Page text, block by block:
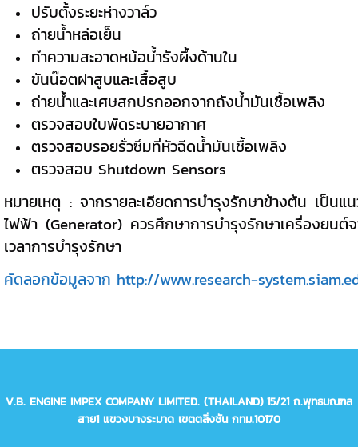
ปรับตั้งระยะห่างวาล์ว
ถ่ายน้ำหล่อเย็น
ทำความสะอาดหม้อน้ำรังผึ้งด้านใน
ขันน๊อตฝาสูบและเสื้อสูบ
ถ่ายน้ำและเศษสกปรกออกจากถังน้ำมันเชื้อเพลิง
ตรวจสอบใบพัดระบายอากาศ
ตรวจสอบรอยรั่วซึมที่หัวฉีดน้ำมันเชื้อเพลิง
ตรวจสอบ Shutdown Sensors
หมายเหตุ : จากรายละเอียดการบำรุงรักษาข้างต้น เป็น
ไฟฟ้า (Generator) ควรศึกษาการบำรุงรักษาเครื่องยน
เวลาการบำรุงรักษา
คัดลอกข้อมูลจาก http://www.research-
V.B. ENGINE IMPEX COMPANY LIMITED. (THAILAND)15/21 ถ.พุทธมณฑล
สาย1 แขวงบางระมาด เขตตลิ่งชัน กทม.10170